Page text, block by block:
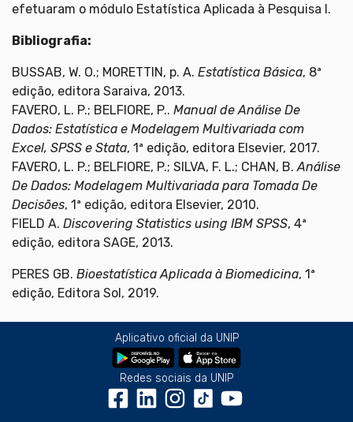
efetuaram o módulo Estatística Aplicada à Pesquisa I.
Bibliografia:
BUSSAB, W. O.; MORETTIN, p. A. Estatística Básica, 8ª
edição, editora Saraiva, 2013.
FAVERO, L. P.; BELFIORE, P.. Manual de Análise De
Dados: Estatística e Modelagem Multivariada com
Excel, SPSS e Stata, 1ª edição, editora Elsevier, 2017.
FAVERO, L. P.; BELFIORE, P.; SILVA, F. L.; CHAN, B. Análise
De Dados: Modelagem Multivariada para Tomada De
Decisões, 1ª edição, editora Elsevier, 2010.
FIELD A. Discovering Statistics using IBM SPSS, 4ª
edição, editora SAGE, 2013.
PERES GB. Bioestatística Aplicada à Biomedicina, 1ª
edição, Editora Sol, 2019.
Aplicativo oficial da UNIP
Redes sociais da UNIP